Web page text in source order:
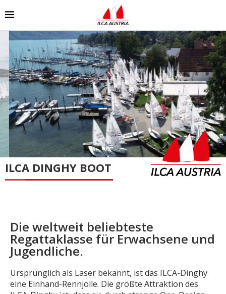
ILCA DINGHY BOOT
Die weltweit beliebteste
Regattaklasse für Erwachsene und
Jugendliche.
Ursprünglich als Laser bekannt, ist das ILCA-Dinghy
eine Einhand-Rennjolle. Die größte Attraktion des